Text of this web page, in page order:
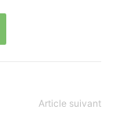
Article suivant